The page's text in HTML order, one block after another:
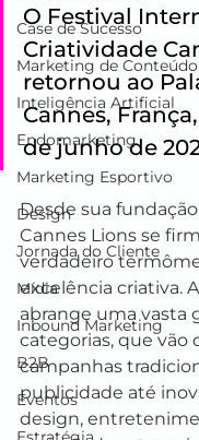
Case de Sucesso
Marketing de Conteúdo
Inteligência Artificial
Endomarketing
Marketing Esportivo
Design
Jornada do Cliente
Mídia
Inbound Marketing
B2B
Eventos
O Festival
Criatividade
retornou ao
Cannes, França,
de junho de
Desde sua
Cannes Lions se
verdadeiro
excelência criativa.
abrange uma vasta
categorias, que vão
campanhas
publicidade até
design,